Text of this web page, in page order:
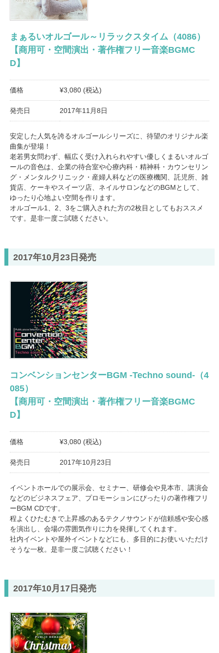
まぁるいオルゴール～リラックスタイム（4086）
【商用可・空間演出・著作権フリー音楽BGMC
D】
価格 ¥3,080 (税込)
発売日 2017年11月8日
安定した人気を誇るオルゴールシリーズに、待望のオリジナル楽
曲集が登場！
老若男女問わず、幅広く受け入れられやすい優しくまるいオルゴ
ールの音色は、企業の待合室や心療内科・精神科・カウンセリン
グ・メンタルクリニック・産婦人科などの医療機関、託児所、雑
貨店、ケーキやスイーツ店、ネイルサロンなどのBGMとして、
ゆったり心地よい空間を作ります。
オルゴール1、2、3をご購入された方の2枚目としてもおススメ
です。是非一度ご試聴ください。
2017年10月23日発売
コンベンションセンターBGM -Techno sound-（4
085）
【商用可・空間演出・著作権フリー音楽BGMC
D】
価格 ¥3,080 (税込)
発売日 2017年10月23日
イベントホールでの展示会、セミナー、研修会や見本市、講演会
などのビジネスフェア、プロモーションにぴったりの著作権フリ
ーBGM CDです。
程よくひたむきで上昇感のあるテクノサウンドが信頼感や安心感
を演出し、会場の雰囲気作りに力を発揮してくれます。
社内イベントや屋外イベントなどにも、多目的にお使いいただけ
そうな一枚。是非一度ご試聴ください！
2017年10月17日発売